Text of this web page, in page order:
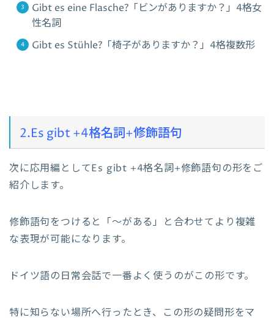
Gibt es eine Flasche?「ビンがありますか？」4格女
性名詞
Gibt es Stühle?「椅子がありますか？」4格複数形
2.Es gibt +4格名詞+修飾語句
次に応用編としてEs gibt +4格名詞+修飾語句の形をご
紹介します。
修飾語句をつけると「～がある」と合わせてより複雑
な表現が可能になります。
ドイツ語の日常会話で一番よく使うのがこの形です。
特に知らない場所へ行ったとき、この形の疑問形をマ